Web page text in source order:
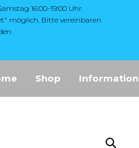
16:00-19:00 Uhr.
möglich. Bitte vereinbaren
Shop Information